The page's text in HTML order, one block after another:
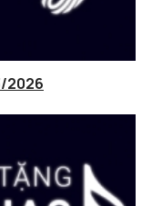
2026